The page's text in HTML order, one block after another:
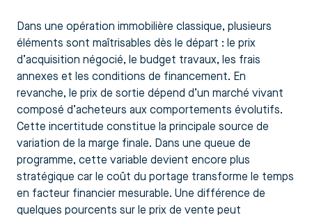
Dans une opération immobilière classique, plusieurs
éléments sont maîtrisables dès le départ : le prix
d’acquisition négocié, le budget travaux, les frais
annexes et les conditions de financement. En
revanche, le prix de sortie dépend d’un marché vivant
composé d’acheteurs aux comportements évolutifs.
Cette incertitude constitue la principale source de
variation de la marge finale. Dans une queue de
programme, cette variable devient encore plus
stratégique car le coût du portage transforme le temps
en facteur financier mesurable. Une différence de
quelques pourcents sur le prix de vente peut